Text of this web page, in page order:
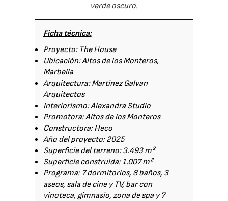
verde oscuro.
Ficha técnica:
Proyecto: The House
Ubicación: Altos de los Monteros,
Marbella
Arquitectura: Martinez Galvan
Arquitectos
Interiorismo: Alexandra Studio
Promotora: Altos de los Monteros
Constructora: Heco
Año del proyecto: 2025
Superficie del terreno: 3.493 m²
Superficie construida: 1.007 m²
Programa: 7 dormitorios, 8 baños, 3
aseos, sala de cine y TV, bar con
vinoteca, gimnasio, zona de spa y 7